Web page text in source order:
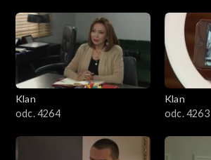
Klan
odc. 4264
Klan
odc. 4263